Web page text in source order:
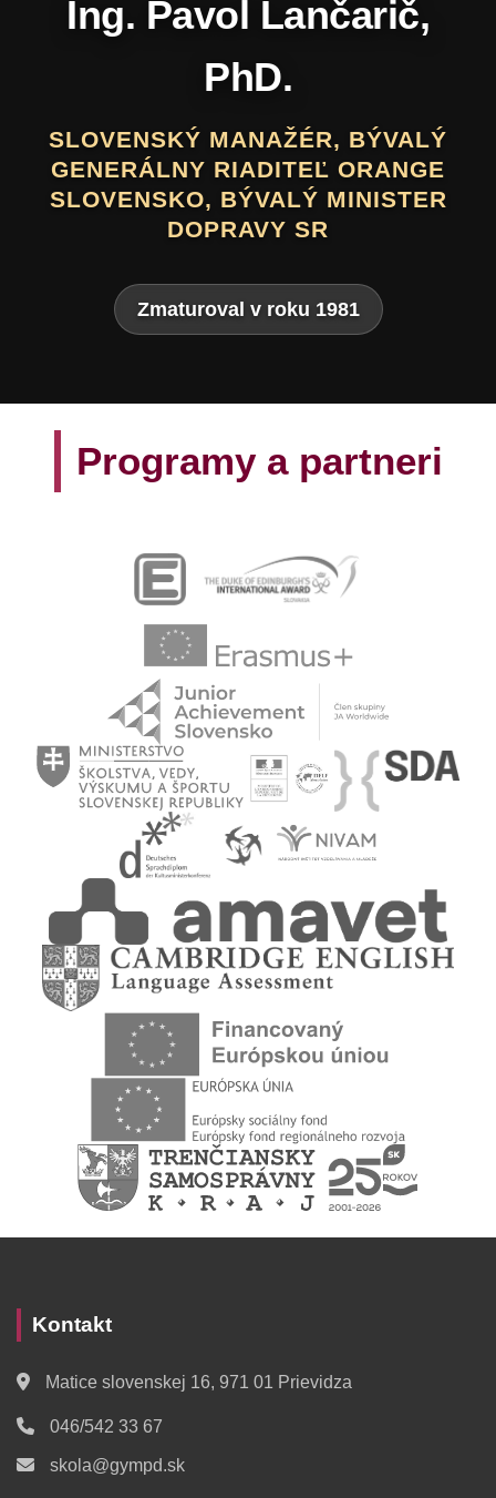
Daniel Hevier
DRAMATIK, SCENÁRISTA, TEXTÁR,
VÝTVARNÍK A AUTOR LITERATÚRY
PRE DETI A MLÁDEŽ
Zmaturoval v roku 1975
Programy a partneri
Kontakt
Matice slovenskej 16, 971 01 Prievidza
046/542 33 67
skola@gympd.sk